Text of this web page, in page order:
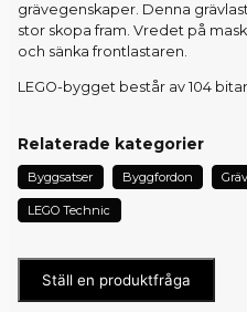
grävegenskaper. Denna
stor skopa fram. Vredet på
och sänka frontlastaren.
LEGO-bygget består av 104
Relaterade kategorier
Byggsatser Byggfordon
LEGO Technic
Ställ en produktfråga